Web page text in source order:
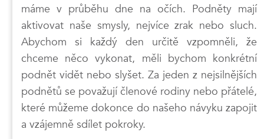
máme v průběhu dne na očích. Podněty mají
aktivovat naše smysly, nejvíce zrak nebo sluch.
Abychom si každý den určitě vzpomněli, že
chceme něco vykonat, měli bychom konkrétní
podnět vidět nebo slyšet. Za jeden z nejsilnějších
podnětů se považují členové rodiny nebo přátelé,
které můžeme dokonce do našeho návyku zapojit
a vzájemně sdílet pokroky.